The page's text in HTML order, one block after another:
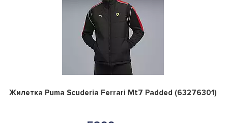
0
Жилетка Puma Scuderia Ferrari Mt7 Padded (63276301)